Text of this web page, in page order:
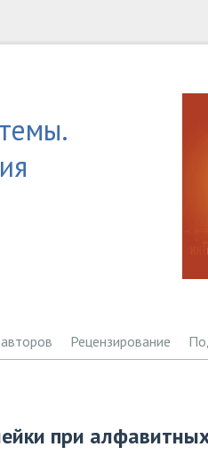
Рецензирование
при